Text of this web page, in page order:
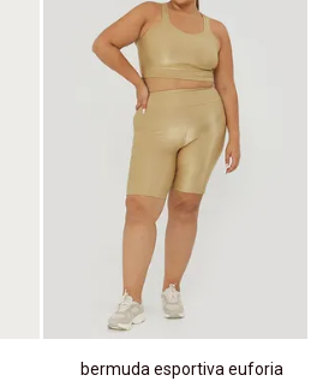
bermuda esportiva euforia